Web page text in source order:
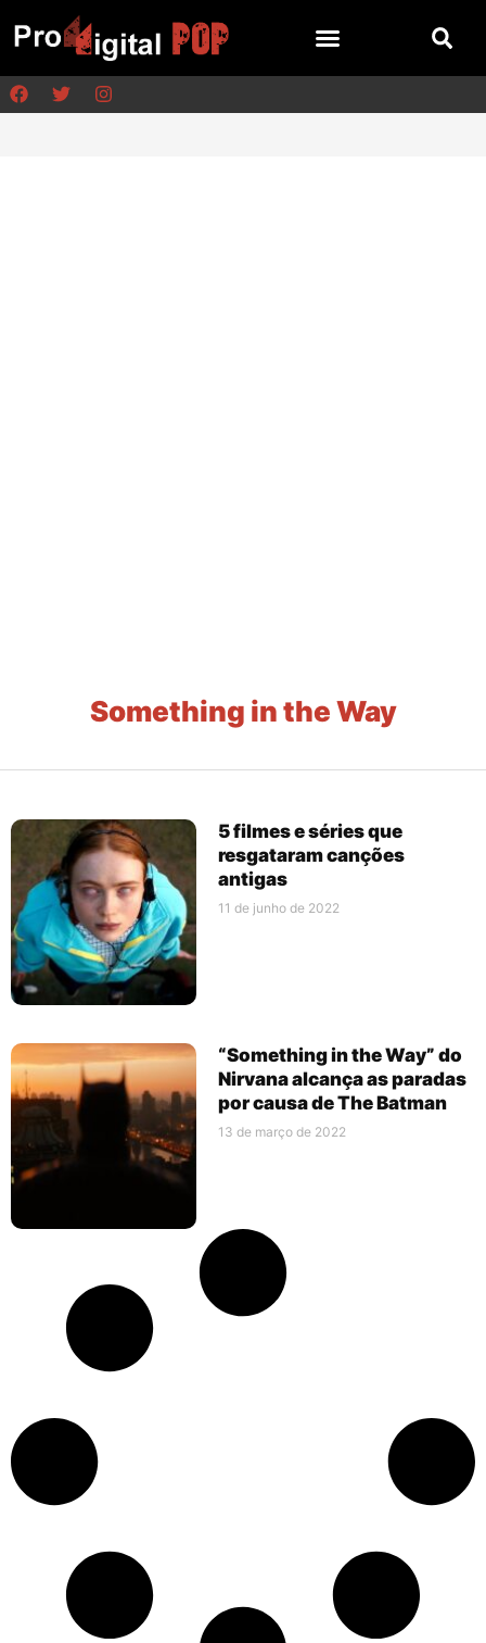
Something in the Way
5 filmes e séries que
resgataram canções
antigas
11 de junho de 2022
“Something in the Way” do
Nirvana alcança as paradas
por causa de The Batman
13 de março de 2022